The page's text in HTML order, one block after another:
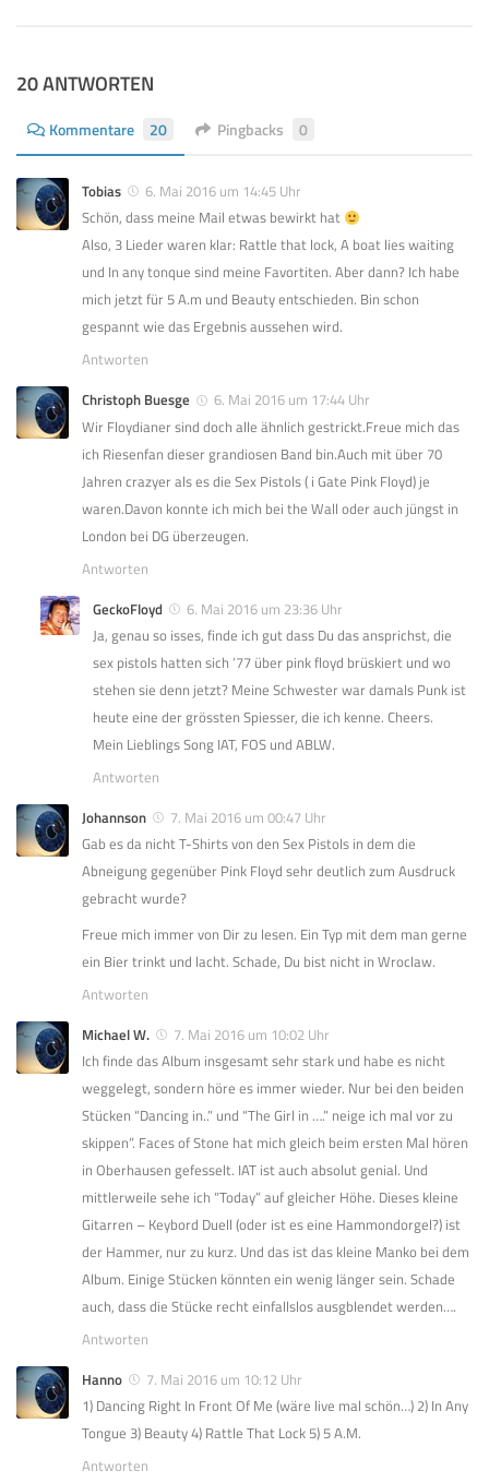
20 ANTWORTEN
Kommentare 20 Pingbacks 0
Tobias
6. Mai 2016 um 14:45 Uhr
Schön, dass meine Mail etwas bewirkt hat
Also, 3 Lieder waren klar: Rattle that lock, A boat lies waiting
und In any tonque sind meine Favortiten. Aber dann? Ich habe
mich jetzt für 5 A.m und Beauty entschieden. Bin schon
gespannt wie das Ergebnis aussehen wird.
Antworten
Christoph Buesge
6. Mai 2016 um 17:44 Uhr
Wir Floydianer sind doch alle ähnlich gestrickt.Freue mich das
ich Riesenfan dieser grandiosen Band bin.Auch mit über 70
Jahren crazyer als es die Sex Pistols ( i Gate Pink Floyd) je
waren.Davon konnte ich mich bei the Wall oder auch jüngst in
London bei DG überzeugen.
Antworten
GeckoFloyd
6. Mai 2016 um 23:36 Uhr
Ja, genau so isses, finde ich gut dass Du das ansprichst, die
sex pistols hatten sich ’77 über pink floyd brüskiert und wo
stehen sie denn jetzt? Meine Schwester war damals Punk ist
heute eine der grössten Spiesser, die ich kenne. Cheers.
Mein Lieblings Song IAT, FOS und ABLW.
Antworten
Johannson
7. Mai 2016 um 00:47 Uhr
Gab es da nicht T-Shirts von den Sex Pistols in dem die
Abneigung gegenüber Pink Floyd sehr deutlich zum Ausdruck
gebracht wurde?
Freue mich immer von Dir zu lesen. Ein Typ mit dem man gerne
ein Bier trinkt und lacht. Schade, Du bist nicht in Wroclaw.
Antworten
Michael W.
7. Mai 2016 um 10:02 Uhr
Ich finde das Album insgesamt sehr stark und habe es nicht
weggelegt, sondern höre es immer wieder. Nur bei den beiden
Stücken “Dancing in..” und “The Girl in ….” neige ich mal vor zu
skippen”. Faces of Stone hat mich gleich beim ersten Mal hören
in Oberhausen gefesselt. IAT ist auch absolut genial. Und
mittlerweile sehe ich “Today” auf gleicher Höhe. Dieses kleine
Gitarren – Keybord Duell (oder ist es eine Hammondorgel?) ist
der Hammer, nur zu kurz. Und das ist das kleine Manko bei dem
Album. Einige Stücken könnten ein wenig länger sein. Schade
auch, dass die Stücke recht einfallslos ausgblendet werden….
Antworten
Hanno
7. Mai 2016 um 10:12 Uhr
1) Dancing Right In Front Of Me (wäre live mal schön…) 2) In Any
Tongue 3) Beauty 4) Rattle That Lock 5) 5 A.M.
Antworten